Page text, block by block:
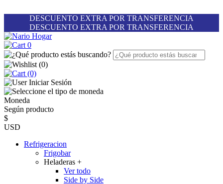
DESCUENTO EXTRA POR TRANSFERENCIA
DESCUENTO EXTRA POR TRANSFERENCIA
0
(0)
(0)
Iniciar Sesión
Moneda
Según producto
$
USD
Refrigeracion
Frigobar
Heladeras +
Ver todo
Side by Side